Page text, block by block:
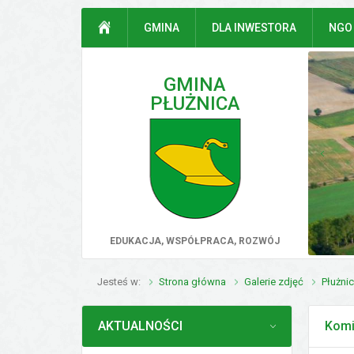
Przejdź do głównego
menu
Przejdź do treści
Przejdź do wyszukiwarki
Przejdź do mapy serwisu
STRONA GŁÓWNA
GMINA DLA INWESTORA NGO
GMINA
PŁUŻNICA
EDUKACJA, WSPÓŁPRACA, ROZWÓJ
Jesteś w Strona główna Galerie zdjęć
MENU
AKTUALNOŚCI